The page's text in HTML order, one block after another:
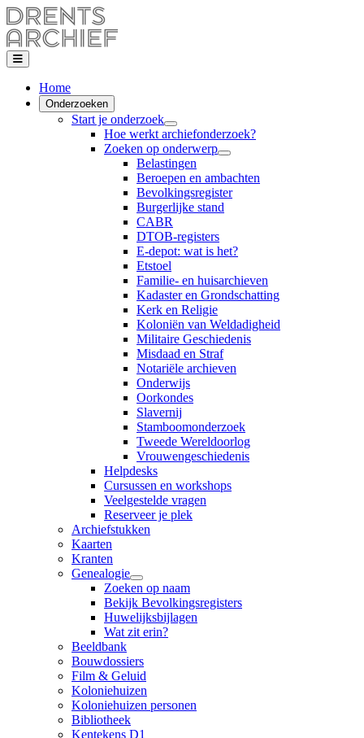
Home
Onderzoeken
Start je onderzoek
Hoe werkt archiefonderzoek?
Zoeken op onderwerp
Belastingen
Beroepen en ambachten
Bevolkingsregister
Burgerlijke stand
CABR
DTOB-registers
E-depot: wat is het?
Etstoel
Familie- en huisarchieven
Kadaster en Grondschatting
Kerk en Religie
Koloniën van Weldadigheid
Militaire Geschiedenis
Misdaad en Straf
Notariële archieven
Onderwijs
Oorkondes
Slavernij
Stamboomonderzoek
Tweede Wereldoorlog
Vrouwengeschiedenis
Helpdesks
Cursussen en workshops
Veelgestelde vragen
Reserveer je plek
Archiefstukken
Kaarten
Kranten
Genealogie
Zoeken op naam
Bekijk Bevolkingsregisters
Huwelijksbijlagen
Wat zit erin?
Beeldbank
Bouwdossiers
Film & Geluid
Koloniehuizen
Koloniehuizen personen
Bibliotheek
Kentekens D1